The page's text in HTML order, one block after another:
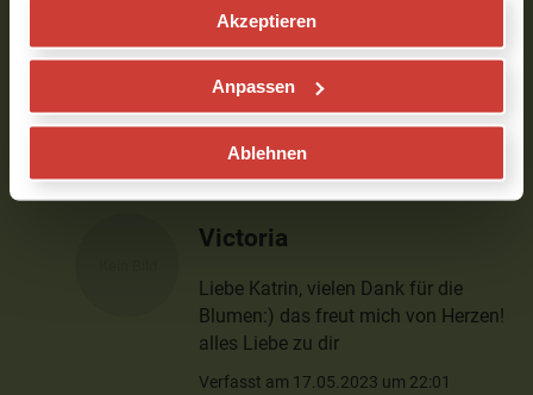
Akzeptieren
Anpassen
Ablehnen
Vielen Dank,ich liebe deine
yogavideos,liebe Victoria! Und stärkt auch
Omas.😌genau.
Verfasst am 22.03.2023 um 06:34
Victoria
Liebe Katrin, vielen Dank für die
Blumen:) das freut mich von Herzen!
alles Liebe zu dir
Verfasst am 17.05.2023 um 22:01